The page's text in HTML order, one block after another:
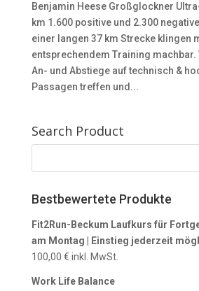
Benjamin Heese Großglockner
km 1.600 positive und 2.300
einer langen 37 km Strecke klingen
entsprechendem Training machbar.
An- und Abstiege auf technisch &
Passagen treffen und...
Search Product
Bestbewertete Produkte
Fit2Run-Beckum Laufkurs für
am Montag | Einstieg jederzeit
100,00 € inkl. MwSt.
Work Life Balance